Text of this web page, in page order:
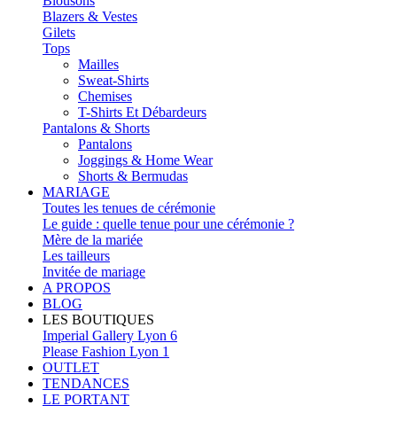
Blazers & Vestes
Gilets
Tops
Mailles
Sweat-Shirts
Chemises
T-Shirts Et Débardeurs
Pantalons & Shorts
Pantalons
Joggings & Home Wear
Shorts & Bermudas
MARIAGE
Toutes les tenues de cérémonie
Le guide : quelle tenue pour une cérémonie ?
Mère de la mariée
Les tailleurs
Invitée de mariage
A PROPOS
BLOG
LES BOUTIQUES
Imperial Gallery Lyon 6
Please Fashion Lyon 1
OUTLET
TENDANCES
LE PORTANT